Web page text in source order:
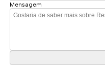
Mensagem